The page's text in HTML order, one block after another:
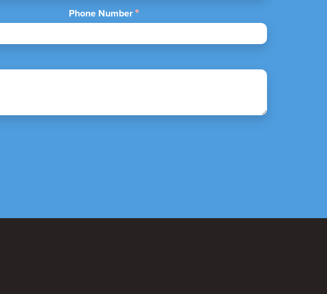
Phone Number